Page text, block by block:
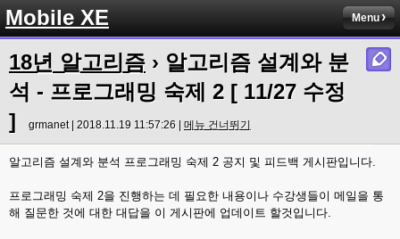
Mobile XE Menu
18년 알고리즘 › 알고리즘 설계와 분
석 - 프로그래밍 숙제 2 [ 11/27 수정
]
grmanet | 2018.11.19 11:57:26 | 메뉴 건너뛰기
알고리즘 설계와 분석 프로그래밍 숙제 2 공지 및 피드백 게시판입니다.
프로그래밍 숙제 2을 진행하는 데 필요한 내용이나 수강생들이 메일을 통
해 질문한 것에 대한 대답을 이 게시판에 업데이트 할것입니다.